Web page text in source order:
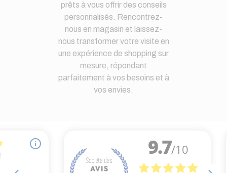
prêts à vous offrir des conseils
personnalisés. Rencontrez-
nous en magasin et laissez-
nous transformer votre visite en
une expérience de shopping sur
mesure, répondant
parfaitement à vos besoins et à
vos envies.